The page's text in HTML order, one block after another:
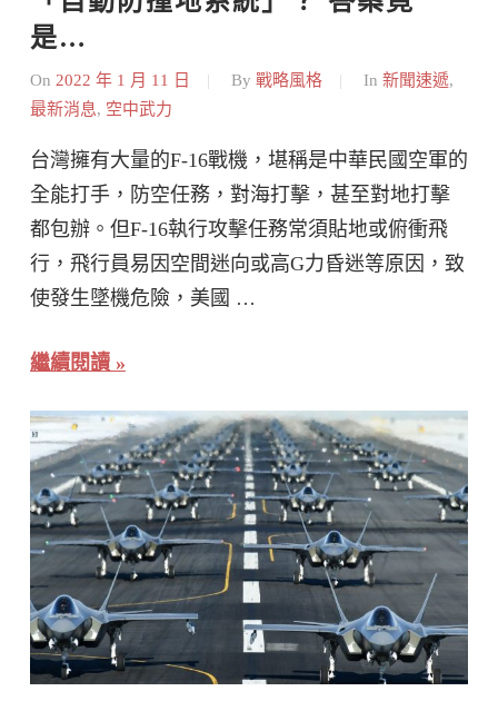
是…
On 2022 年 1 月 11 日 By 戰略風格 In 新聞速遞,
最新消息, 空中武力
台灣擁有大量的F-16戰機，堪稱是中華民國空軍的
全能打手，防空任務，對海打擊，甚至對地打擊
都包辦。但F-16執行攻擊任務常須貼地或俯衝飛
行，飛行員易因空間迷向或高G力昏迷等原因，致
使發生墜機危險，美國 …
繼續閱讀